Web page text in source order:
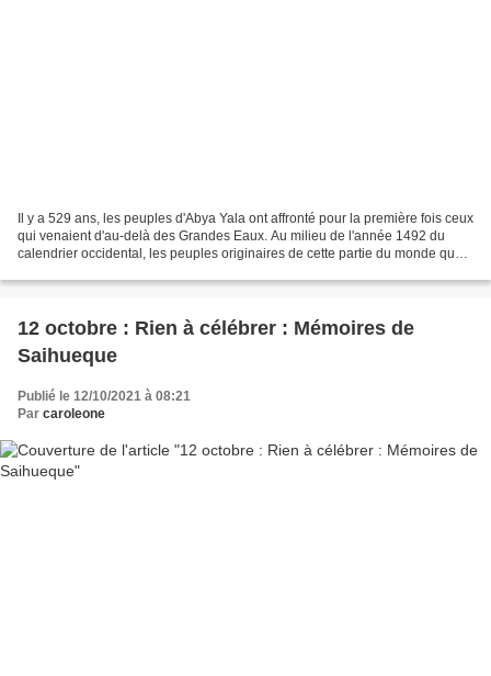
Il y a 529 ans, les peuples d'Abya Yala ont affronté pour la première fois ceux
qui venaient d'au-delà des Grandes Eaux. Au milieu de l'année 1492 du
calendrier occidental, les peuples originaires de cette partie du monde que
12 octobre : Rien à célébrer : Mémoires de
Saihueque
Publié le 12/10/2021 à 08:21
Par caroleone